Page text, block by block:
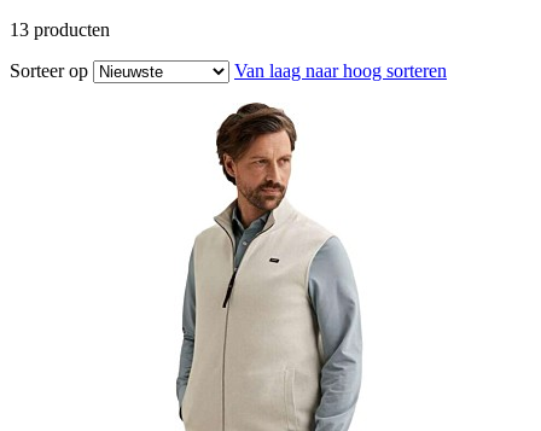
13 producten
Sorteer op
Van laag naar hoog sorteren